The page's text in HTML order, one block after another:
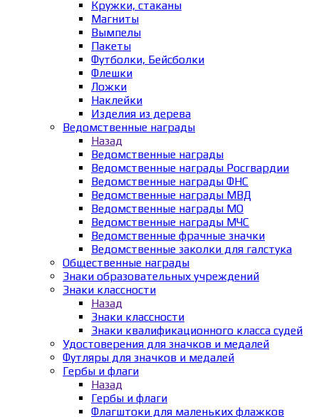
Кружки, стаканы
Магниты
Вымпелы
Пакеты
Футболки, Бейсболки
Флешки
Ложки
Наклейки
Изделия из дерева
Ведомственные награды
Назад
Ведомственные награды
Ведомственные награды Росгвардии
Ведомственные награды ФНС
Ведомственные награды МВД
Ведомственные награды МО
Ведомственные награды МЧС
Ведомственные фрачные значки
Ведомственные заколки для галстука
Общественные награды
Знаки образовательных учреждений
Знаки классности
Назад
Знаки классности
Знаки квалификационного класса судей
Удостоверения для значков и медалей
Футляры для значков и медалей
Гербы и флаги
Назад
Гербы и флаги
Флагштоки для маленьких флажков